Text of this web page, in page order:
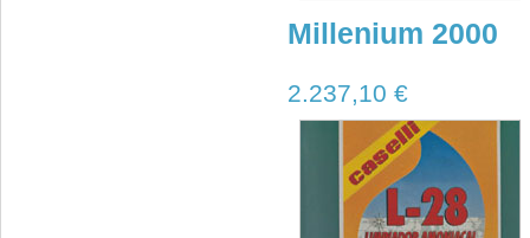
Millenium 2000
2.237,10 €